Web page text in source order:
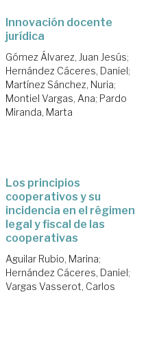
Innovación docente
jurídica
Gómez Álvarez, Juan Jesús;
Hernández Cáceres, Daniel;
Martínez Sánchez, Nuria;
Montiel Vargas, Ana; Pardo
Miranda, Marta
Los principios
cooperativos y su
incidencia en el régimen
legal y fiscal de las
cooperativas
Aguilar Rubio, Marina;
Hernández Cáceres, Daniel;
Vargas Vasserot, Carlos